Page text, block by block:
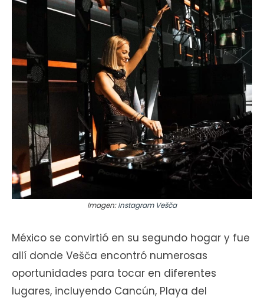
Imagen:Instagram Vešča
México se convirtió en su segundo hogar y fue
allí donde Vešča encontró numerosas
oportunidades para tocar en diferentes
lugares, incluyendo Cancún, Playa del